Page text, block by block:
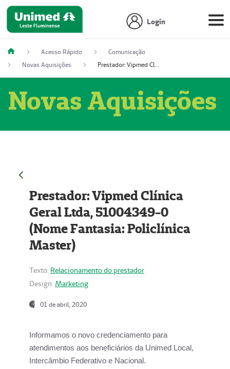
Login
Acesso Rápido
Comunicação
Novas Aquisições
Prestador: Vipmed Clínica Geral Ltda, 51004349-0 (Nome Fantasia: Policlínica Master)
Novas Aquisições
Prestador: Vipmed Clínica
Geral Ltda, 51004349-0
(Nome Fantasia: Policlínica
Master)
Texto: Relacionamento do prestador
Design: Marketing
01 de abril, 2020
Informamos o novo credenciamento para
atendimentos aos beneficiários da Unimed Local,
Intercâmbio Federativo e Nacional.